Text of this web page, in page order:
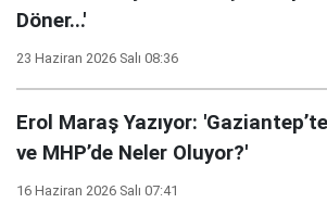
Döner...'
23 Haziran 2026 Salı 08:36
Erol Maraş Yazıyor:
ve MHP’de Neler Oluyor?'
16 Haziran 2026 Salı 07:41